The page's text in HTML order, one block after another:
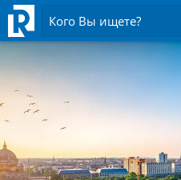
Кого Вы ищете?